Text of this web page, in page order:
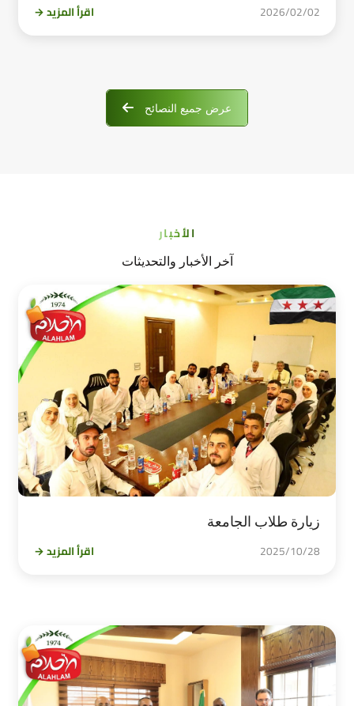
2026/02/02 اقرأ المزيد →
عرض جميع النصائح
الأخبار
آخر الأخبار والتحديثات
زيارة طلاب الجامعة
2025/10/28 اقرأ المزيد →